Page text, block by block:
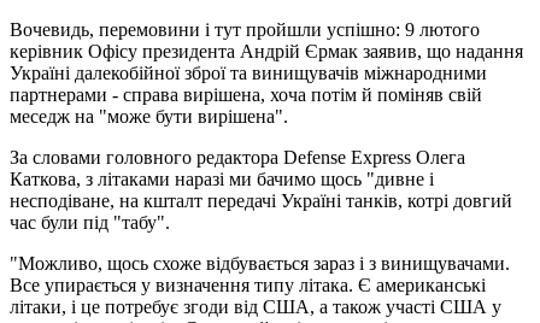
Вочевидь, перемовини і тут пройшли успішно: 9 лютого
керівник Офісу президента Андрій Єрмак заявив, що надання
Україні далекобійної зброї та винищувачів міжнародними
партнерами - справа вирішена, хоча потім й поміняв свій
меседж на "може бути вирішена".
За словами головного редактора Defense Express Олега
Каткова, з літаками наразі ми бачимо щось "дивне і
несподіване, на кшталт передачі Україні танків, котрі довгий
час були під "табу".
"Можливо, щось схоже відбувається зараз і з винищувачами.
Все упирається у визначення типу літака. Є американські
літаки, і це потребує згоди від США, а також участі США у